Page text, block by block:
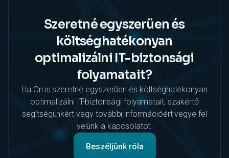
Szeretné egyszerüen és
költséghatékonyan
optimalizálni IT-biztonsági
folyamatait?
Ha Ön is szeretné egyszerűen és költséghatékonyan
optimalizálni IT-biztonsági folyamatait, szakértő
segítségünkért vagy további információért vegye fel
velünk a kapcsolatot.
Beszéljünk róla